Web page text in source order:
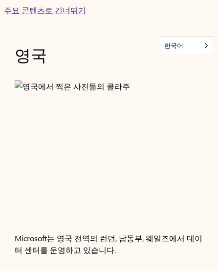
Skip
주요 콘텐츠로 건너뛰기
한국어
영국
Microsoft는 영국 전역의 런던, 남동부, 웨일즈에서 데이
터 센터를 운영하고 있습니다.